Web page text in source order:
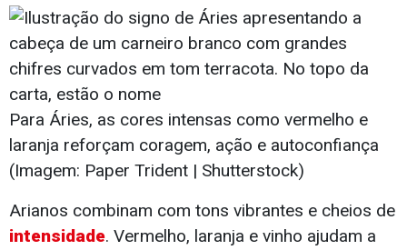
Para Áries, as cores intensas como vermelho e
laranja reforçam coragem, ação e autoconfiança
(Imagem: Paper Trident | Shutterstock)
Arianos combinam com tons vibrantes e cheios de
intensidade. Vermelho, laranja e vinho ajudam a